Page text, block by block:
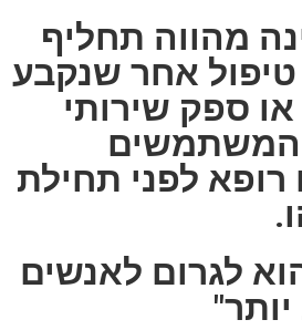
מהווה תחליף
טיפול אחר שנקבע
או ספק שירותי
המשתמשים
רופא לפני תחילת
לגרום לאנשים